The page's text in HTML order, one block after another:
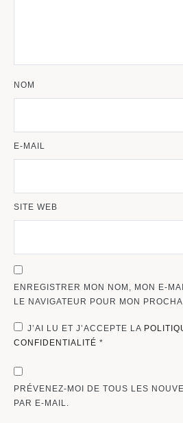
NOM
E-MAIL
SITE WEB
ENREGISTRER MON NOM, MON E-
LE NAVIGATEUR POUR MON
J’AI LU ET J’ACCEPTE LA
CONFIDENTIALITÉ *
PRÉVENEZ-MOI DE TOUS LES
PAR E-MAIL.